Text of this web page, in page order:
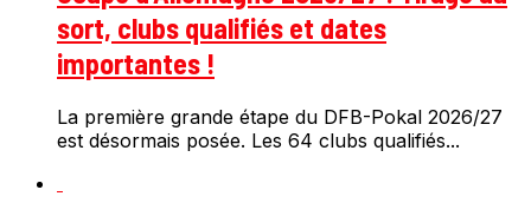
sort, clubs qualifiés et dates
importantes !
La première grande étape du DFB-Pokal 2026/27
est désormais posée. Les 64 clubs qualifiés...